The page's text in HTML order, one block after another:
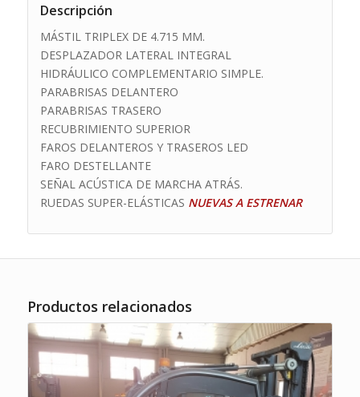
Descripción
MÁSTIL TRIPLEX DE 4.715 MM.
DESPLAZADOR LATERAL INTEGRAL
HIDRÁULICO COMPLEMENTARIO SIMPLE.
PARABRISAS DELANTERO
PARABRISAS TRASERO
RECUBRIMIENTO SUPERIOR
FAROS DELANTEROS Y TRASEROS LED
FARO DESTELLANTE
SEÑAL ACÚSTICA DE MARCHA ATRÁS.
RUEDAS SUPER-ELÁSTICAS NUEVAS A ESTRENAR
Productos relacionados